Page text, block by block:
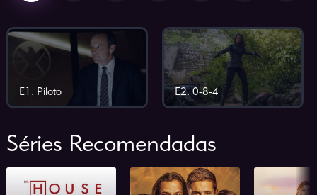
E1. Piloto E2. 0-8-4
Séries Recomendadas